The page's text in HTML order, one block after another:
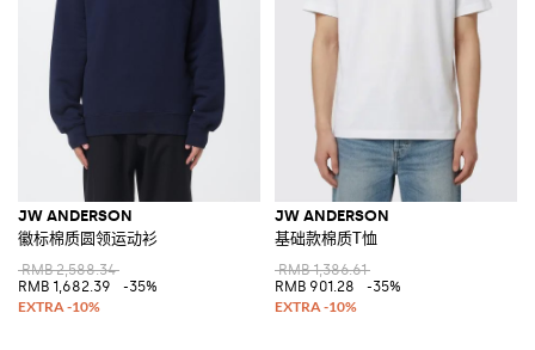
JW ANDERSON
徽标棉质圆领运动衫
RMB 2,588.34
RMB 1,682.39
-35%
JW ANDERSON
基础款棉质T恤
RMB 1,386.61
RMB 901.28
-35%